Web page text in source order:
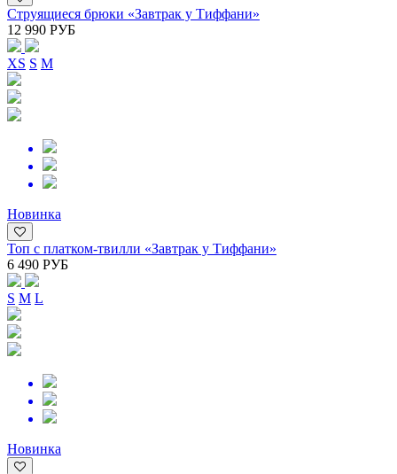
Струящиеся брюки «Завтрак у Тиффани»
12 990 РУБ
XS S M
Новинка
Топ с платком-твилли «Завтрак у Тиффани»
6 490 РУБ
S M L
Новинка